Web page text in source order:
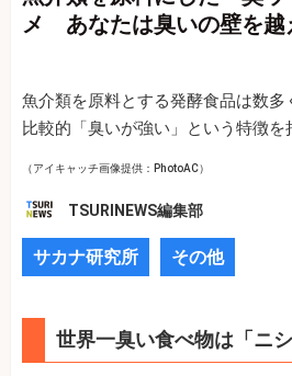
メ あなたは臭いの壁を越
魚介類を原料とする発酵食品は数多
比較的「臭いが強い」という特徴を
（アイキャッチ画像提供：PhotoAC）
TSURINEWS編集部
サカナ研究所 その他
世界一臭い食べ物は「ニ